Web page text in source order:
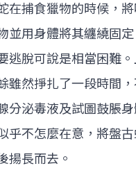
在捕食獵物的時候，
並用身體將其纏繞固
逃脫可說是相當困難
雖然掙扎了一段時間
分泌毒液及試圖鼓脹
乎不怎麼在意，將盤
揚長而去。